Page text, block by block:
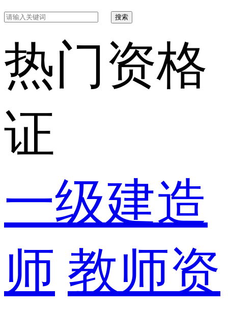
搜索
热门资格
证
一级建造
师 教师资